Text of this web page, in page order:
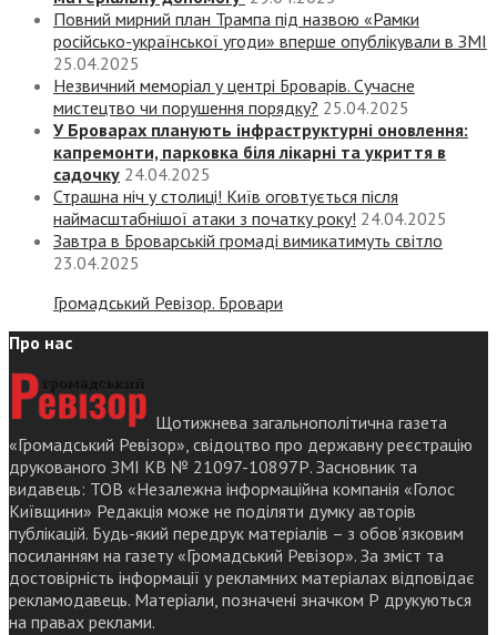
Повний мирний план Трампа під назвою «‎Рамки
російсько-української угоди» вперше опублікували в ЗМІ
25.04.2025
Незвичний меморіал у центрі Броварів. Сучасне
мистецтво чи порушення порядку? 25.04.2025
У Броварах планують інфраструктурні оновлення:
капремонти, парковка біля лікарні та укриття в
садочку 24.04.2025
Страшна ніч у столиці! Київ оговтується після
наймасштабнішої атаки з початку року! 24.04.2025
Завтра в Броварській громаді вимикатимуть світло
23.04.2025
Громадський Ревізор. Бровари
Про нас
Щотижнева загальнополітична газета
«Громадський Ревізор», свідоцтво про державну реєстрацію
друкованого ЗМІ КВ № 21097-10897Р. Засновник та
видавець: ТОВ «Незалежна інформаційна компанія «Голос
Київщини» Редакція може не поділяти думку авторів
публікацій. Будь-який передрук матеріалів – з обов’язковим
посиланням на газету «Громадський Ревізор». За зміст та
достовірність інформації у рекламних матеріалах відповідає
рекламодавець. Матеріали, позначені значком Р друкуються
на правах реклами.